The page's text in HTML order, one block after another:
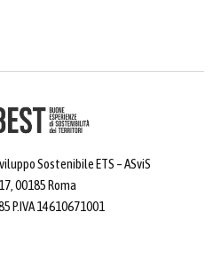
Sostenibile ETS – ASviS
00185 Roma
P.IVA 14610671001